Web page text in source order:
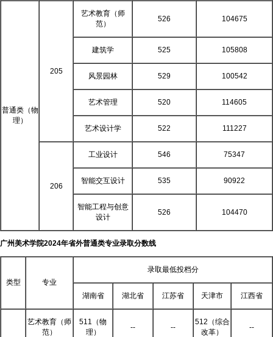
普通类（物
理）
205
艺术教育（师
范）
526 104675
建筑学 525 105808
风景园林 529 100542
艺术管理 520 114605
艺术设计学 522 111227
206
工业设计 546 75347
智能交互设计 535 90922
智能工程与创意
设计
526 104470
广州美术学院2024年省外普通类专业录取分数线
类型 专业
录取最低投档分
湖南省 湖北省 江苏省 天津市 江西省
艺术教育（师
范）
511（物
理）
-- --
512（综合
改革）
--